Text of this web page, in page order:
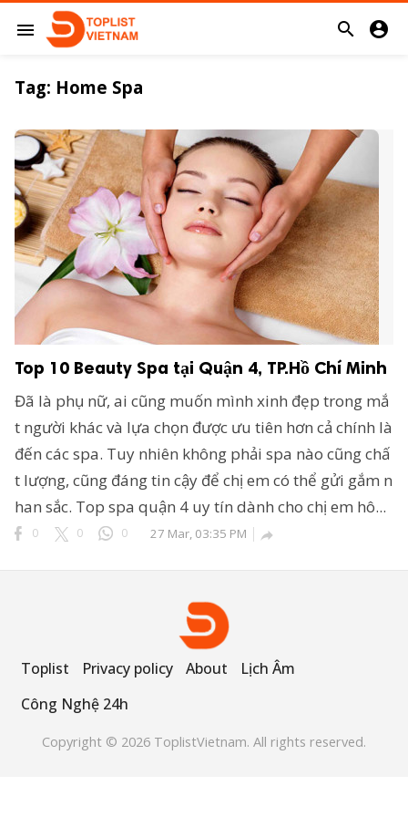
menu  
Nghệ 24h
Tag: Home Spa
Top 10 Beauty Spa tại Quận 4, TP.Hồ Chí Minh
Đã là phụ nữ, ai cũng muốn mình xinh đẹp trong mắ
t người khác và lựa chọn được ưu tiên hơn cả chính là
đến các spa. Tuy nhiên không phải spa nào cũng chấ
t lượng, cũng đáng tin cậy để chị em có thể gửi gắm n
han sắc. Top spa quận 4 uy tín dành cho chị em hô...
0 0 0 27 Mar, 03:35 PM 
Toplist Privacy policy About
Lịch Âm
Công Nghệ 24h
Copyright © 2026 ToplistVietnam. All rights reserved.